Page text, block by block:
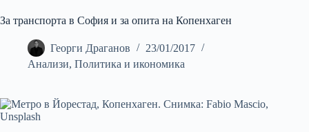
За транспорта в София и за опита на Копенхаген
Георги Драганов
23/01/2017
Анализи, Политика и икономика